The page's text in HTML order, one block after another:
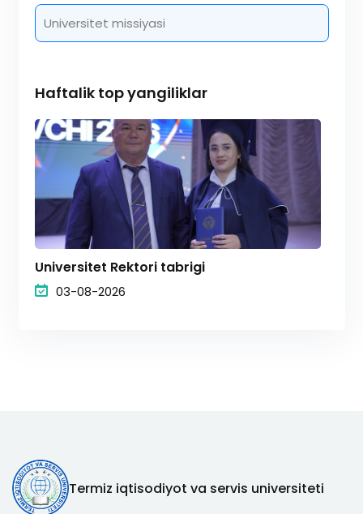
Universitet missiyasi
Haftalik top yangiliklar
Universitet Rektori tabrigi
03-08-2026
Termiz iqtisodiyot va servis universiteti